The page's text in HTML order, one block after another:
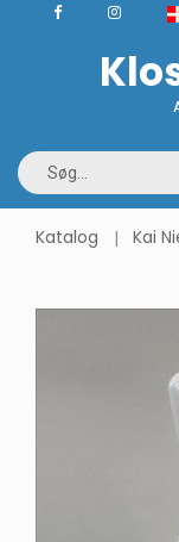
Katalog Kai